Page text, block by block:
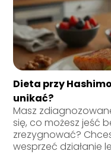
Dieta przy
unikać?
Masz
się, co możesz jeść
zrezygnować?
wesprzeć działanie